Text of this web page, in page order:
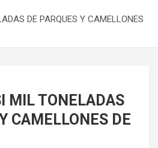
DE PARQUES Y CAMELLONES
MIL TONELADAS
CAMELLONES DE